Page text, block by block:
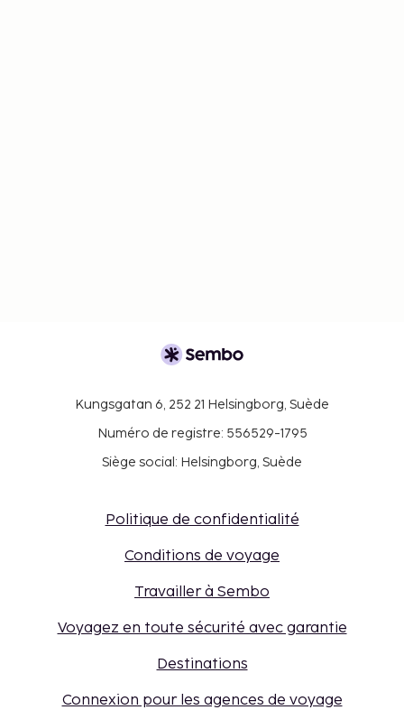
Kungsgatan 6, 252 21 Helsingborg, Suède
Numéro de registre: 556529-1795
Siège social: Helsingborg, Suède
Politique de confidentialité
Conditions de voyage
Travailler à Sembo
Voyagez en toute sécurité avec garantie
Destinations
Connexion pour les agences de voyage